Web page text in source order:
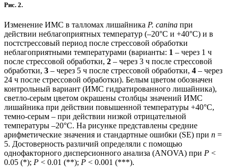
Рис. 2.
Изменение ИМС в талломах лишайника P. canina при
действии неблагоприятных температур (–20°С и +40°С) и в
постстрессовый период после стрессовой обработки
неблагоприятными температурами (варианты: 1 – через 1 ч
после стрессовой обработки, 2 – через 3 ч после стрессовой
обработки, 3 – через 5 ч после стрессовой обработки, 4 – через
24 ч после стрессовой обработки). Белым цветом обозначен
контрольный вариант (ИМС гидратированного лишайника),
светло-серым цветом окрашены столбцы значений ИМС
лишайника при действии повышенной температуры +40°С,
темно-серым – при действии низкой отрицательной
температуры –20°С. На рисунке представлены средние
арифметические значения и стандартные ошибки (SE) при n =
5. Достоверность различий определяли с помощью
однофакторного дисперсионного анализа (ANOVA) при P <
0.05 (*); P < 0.01 (**); P < 0.001 (***).